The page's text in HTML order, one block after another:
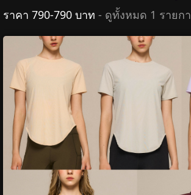
ราคา 790-790 บาท - ดูทั้งหมด 1 รายก